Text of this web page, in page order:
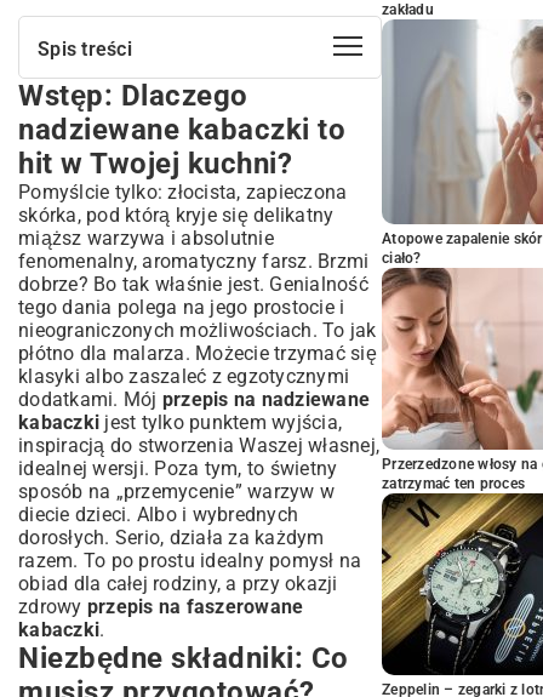
Spis treści
Wstęp: Dlaczego nadziewane kabaczki
to hit w Twojej kuchni?
Niezbędne składniki: Co musisz
przygotować?
Jak wybrać idealne kabaczki do
nadziewania?
Pomysły na farsz: Od klasyki po wegańskie
wariacje
Przepis krok po kroku: Jak przygotować
perfekcyjne nadziewane kabaczki?
Przygotowanie kabaczków: Sposoby na
idealne wydrążenie
Przygotowanie farszu: Sekrety smaku
Zapiekanie: Temperatura i czas, które
zapewnią sukces
Porady i triki: Jak uniknąć błędów i
wzbogacić smak?
Z czym podawać nadziewane kabaczki?
Inspirujące dodatki
Przechowywanie i odgrzewanie:
Smakują równie dobrze na drugi dzień!
Podsumowanie: Nadziewane kabaczki –
danie na każdą okazję
Wstęp: Dlaczego
nadziewane kabaczki to
hit w Twojej kuchni?
Pomyślcie tylko: złocista, zapieczona
skórka, pod którą kryje się delikatny
miąższ warzywa i absolutnie
fenomenalny, aromatyczny farsz. Brzmi
dobrze? Bo tak właśnie jest. Genialność
tego dania polega na jego prostocie i
nieograniczonych możliwościach. To jak
płótno dla malarza. Możecie trzymać się
klasyki albo zaszaleć z egzotycznymi
dodatkami. Mój przepis na nadziewane
kabaczki jest tylko punktem wyjścia,
inspiracją do stworzenia Waszej własnej,
idealnej wersji. Poza tym, to świetny
sposób na „przemycenie” warzyw w
diecie dzieci. Albo i wybrednych
dorosłych. Serio, działa za każdym
razem. To po prostu idealny pomysł na
obiad dla całej rodziny, a przy okazji
zdrowy przepis na faszerowane
kabaczki.
Niezbędne składniki: Co
zakładu
Atopowe zapalenie
ciało?
Przerzedzone włosy
zatrzymać ten proces
Zeppelin – zegarki z